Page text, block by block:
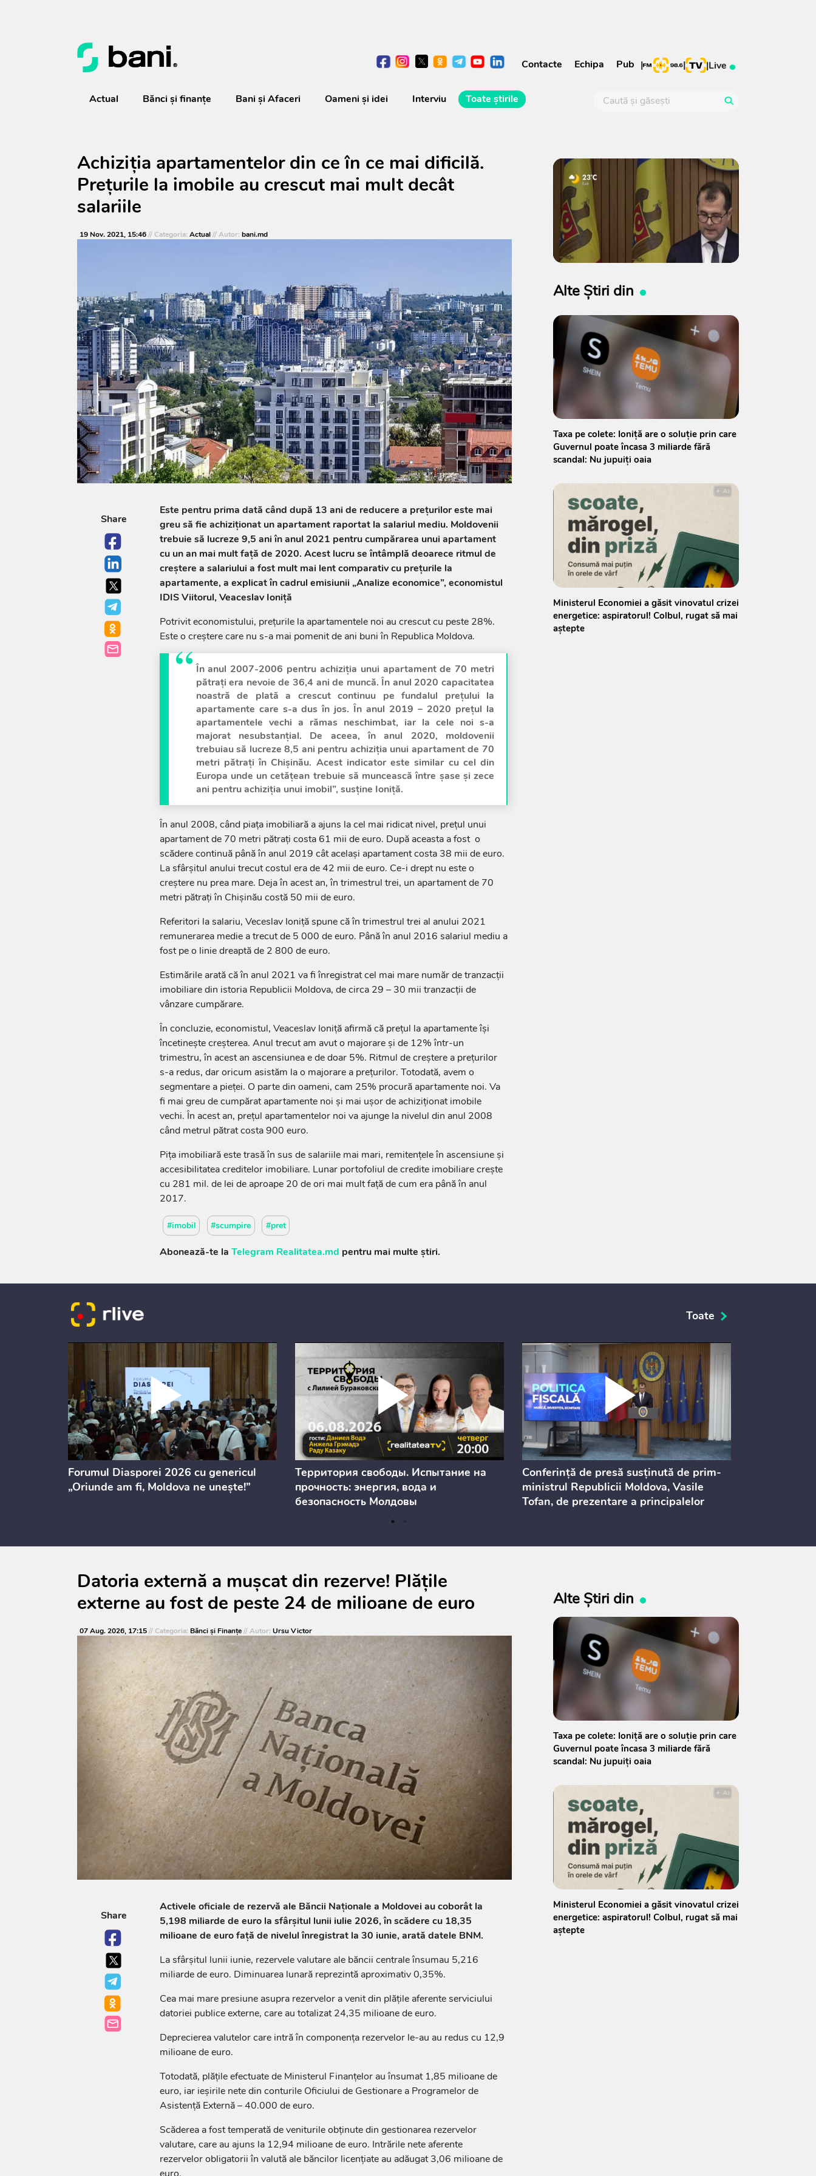
Contacte Echipa Pub | | |Live
Actual Bănci şi finanţe Bani și Afaceri Oameni şi idei Interviu Toate știrile
Achiziția apartamentelor din ce în ce mai dificilă.
Prețurile la imobile au crescut mai mult decât
salariile
19 Nov. 2021, 15:46// Categoria: Actual// Autor: bani.md
Share
Este pentru prima dată când după 13 ani de reducere a prețurilor este mai
greu să fie achiziționat un apartament raportat la salariul mediu. Moldovenii
trebuie să lucreze 9,5 ani în anul 2021 pentru cumpărarea unui apartament
cu un an mai mult față de 2020. Acest lucru se întâmplă deoarece ritmul de
creștere a salariului a fost mult mai lent comparativ cu prețurile la
apartamente, a explicat în cadrul emisiunii „Analize economice”, economistul
IDIS Viitorul, Veaceslav Ioniță
Potrivit economistului, prețurile la apartamentele noi au crescut cu peste 28%.
Este o creștere care nu s-a mai pomenit de ani buni în Republica Moldova.
În anul 2007-2006 pentru achiziția unui apartament de 70 metri
pătrați era nevoie de 36,4 ani de muncă. În anul 2020 capacitatea
noastră de plată a crescut continuu pe fundalul prețului la
apartamente care s-a dus în jos. În anul 2019 – 2020 prețul la
apartamentele vechi a rămas neschimbat, iar la cele noi s-a
majorat nesubstanțial. De aceea, în anul 2020, moldovenii
trebuiau să lucreze 8,5 ani pentru achiziția unui apartament de 70
metri pătrați în Chișinău. Acest indicator este similar cu cel din
Europa unde un cetățean trebuie să muncească între șase și zece
ani pentru achiziția unui imobil”, susține Ioniță.
În anul 2008, când piața imobiliară a ajuns la cel mai ridicat nivel, prețul unui
apartament de 70 metri pătrați costa 61 mii de euro. După aceasta a fost o
scădere continuă până în anul 2019 cât același apartament costa 38 mii de euro.
La sfârșitul anului trecut costul era de 42 mii de euro. Ce-i drept nu este o
creștere nu prea mare. Deja în acest an, în trimestrul trei, un apartament de 70
metri pătrați în Chișinău costă 50 mii de euro.
Referitori la salariu, Veceslav Ioniță spune că în trimestrul trei al anului 2021
remunerarea medie a trecut de 5 000 de euro. Până în anul 2016 salariul mediu a
fost pe o linie dreaptă de 2 800 de euro.
Estimările arată că în anul 2021 va fi înregistrat cel mai mare număr de tranzacții
imobiliare din istoria Republicii Moldova, de circa 29 – 30 mii tranzacții de
vânzare cumpărare.
În concluzie, economistul, Veaceslav Ioniță afirmă că prețul la apartamente își
încetinește creșterea. Anul trecut am avut o majorare și de 12% într-un
trimestru, în acest an ascensiunea e de doar 5%. Ritmul de creștere a prețurilor
s-a redus, dar oricum asistăm la o majorare a prețurilor. Totodată, avem o
segmentare a pieței. O parte din oameni, cam 25% procură apartamente noi. Va
fi mai greu de cumpărat apartamente noi și mai ușor de achiziționat imobile
vechi. În acest an, prețul apartamentelor noi va ajunge la nivelul din anul 2008
când metrul pătrat costa 900 euro.
Pița imobiliară este trasă în sus de salariile mai mari, remitențele în ascensiune și
accesibilitatea creditelor imobiliare. Lunar portofoliul de credite imobiliare crește
cu 281 mil. de lei de aproape 20 de ori mai mult față de cum era până în anul
2017.
#imobil #scumpire #pret
Abonează-te la Telegram Realitatea.md pentru mai multe știri.
Alte Știri din
Taxa pe colete: Ioniță are o soluție prin care
Guvernul poate încasa 3 miliarde fără
scandal: Nu jupuiți oaia
Ministerul Economiei a găsit vinovatul crizei
energetice: aspiratorul! Colbul, rugat să mai
aștepte
Toate
Forumul Diasporei 2026 cu genericul
„Oriunde am fi, Moldova ne unește!”
Территория свободы. Испытание на
прочность: энергия, вода и
безопасность Молдовы
Conferință de presă susținută de prim-
ministrul Republicii Moldova, Vasile
Tofan, de prezentare a principalelor
consultărilor publice
Datoria externă a mușcat din rezerve! Plățile
externe au fost de peste 24 de milioane de euro
07 Aug. 2026, 17:15// Categoria: Bănci şi Finanţe// Autor: Ursu Victor
Share
Activele oficiale de rezervă ale Băncii Naționale a Moldovei au coborât la
5,198 miliarde de euro la sfârșitul lunii iulie 2026, în scădere cu 18,35
milioane de euro față de nivelul înregistrat la 30 iunie, arată datele BNM.
La sfârșitul lunii iunie, rezervele valutare ale băncii centrale însumau 5,216
miliarde de euro. Diminuarea lunară reprezintă aproximativ 0,35%.
Cea mai mare presiune asupra rezervelor a venit din plățile aferente serviciului
datoriei publice externe, care au totalizat 24,35 milioane de euro.
Deprecierea valutelor care intră în componența rezervelor le-au au redus cu 12,9
milioane de euro.
Totodată, plățile efectuate de Ministerul Finanțelor au însumat 1,85 milioane de
euro, iar ieșirile nete din conturile Oficiului de Gestionare a Programelor de
Asistență Externă – 40.000 de euro.
Scăderea a fost temperată de veniturile obținute din gestionarea rezervelor
valutare, care au ajuns la 12,94 milioane de euro. Intrările nete aferente
rezervelor obligatorii în valută ale băncilor licențiate au adăugat 3,06 milioane de
Alte Știri din
Taxa pe colete: Ioniță are o soluție prin care
Guvernul poate încasa 3 miliarde fără
scandal: Nu jupuiți oaia
Ministerul Economiei a găsit vinovatul crizei
energetice: aspiratorul! Colbul, rugat să mai
aștepte